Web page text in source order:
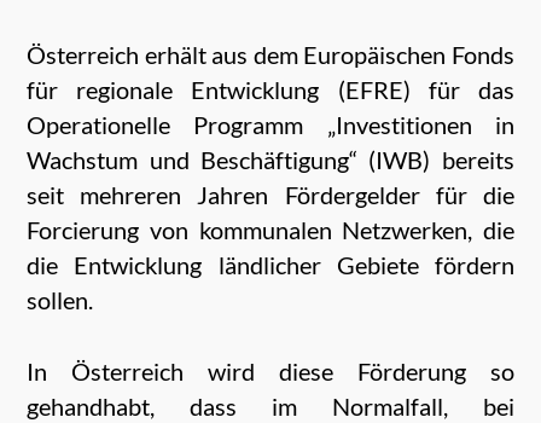
Österreich erhält aus dem Europäischen Fonds
für regionale Entwicklung (EFRE) für das
Operationelle Programm „Investitionen in
Wachstum und Beschäftigung“ (IWB) bereits
seit mehreren Jahren Fördergelder für die
Forcierung von kommunalen Netzwerken, die
die Entwicklung ländlicher Gebiete fördern
sollen.
In Österreich wird diese Förderung so
gehandhabt, dass im Normalfall, bei